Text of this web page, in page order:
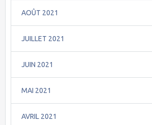
AOÛT 2021
JUILLET 2021
JUIN 2021
MAI 2021
AVRIL 2021